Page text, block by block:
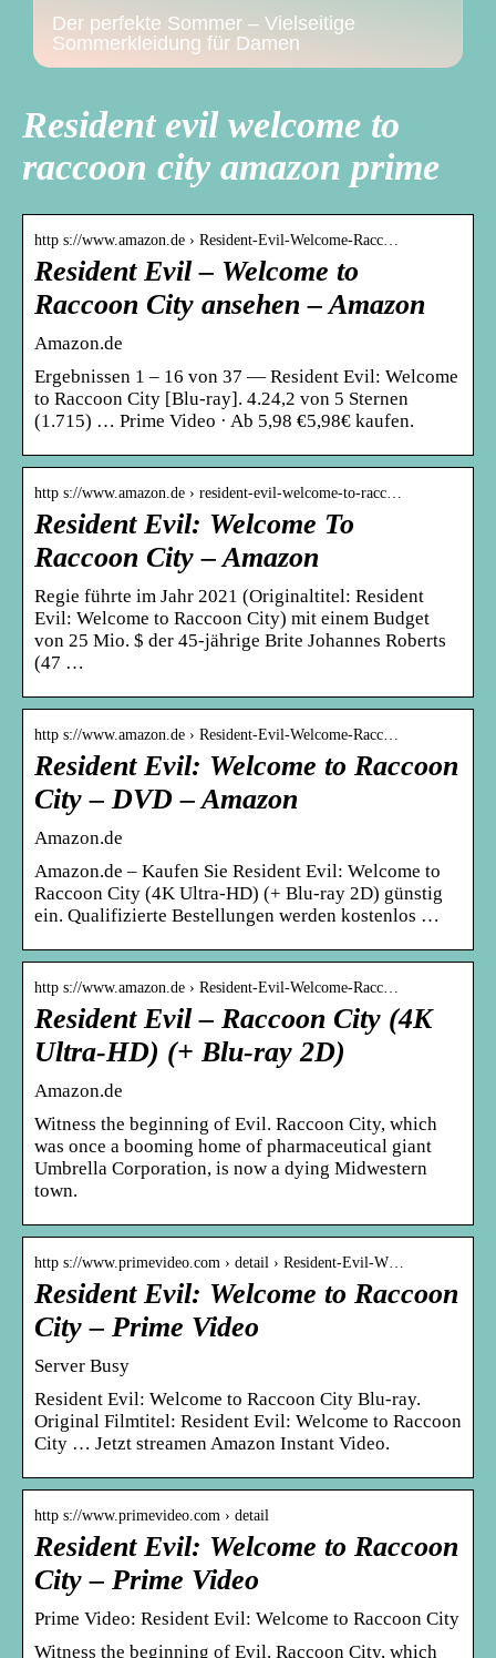
Der perfekte Sommer – Vielseitige
Sommerkleidung für Damen
Resident evil welcome to
raccoon city amazon prime
http s://www.amazon.de › Resident-Evil-Welcome-Racc…
Resident Evil – Welcome to
Raccoon City ansehen – Amazon
Amazon.de
Ergebnissen 1 – 16 von 37 — Resident Evil: Welcome
to Raccoon City [Blu-ray]. 4.24,2 von 5 Sternen
(1.715) … Prime Video · Ab 5,98 €5,98€ kaufen.
http s://www.amazon.de › resident-evil-welcome-to-racc…
Resident Evil: Welcome To
Raccoon City – Amazon
Regie führte im Jahr 2021 (Originaltitel: Resident
Evil: Welcome to Raccoon City) mit einem Budget
von 25 Mio. $ der 45-jährige Brite Johannes Roberts
(47 …
http s://www.amazon.de › Resident-Evil-Welcome-Racc…
Resident Evil: Welcome to Raccoon
City – DVD – Amazon
Amazon.de
Amazon.de – Kaufen Sie Resident Evil: Welcome to
Raccoon City (4K Ultra-HD) (+ Blu-ray 2D) günstig
ein. Qualifizierte Bestellungen werden kostenlos …
http s://www.amazon.de › Resident-Evil-Welcome-Racc…
Resident Evil – Raccoon City (4K
Ultra-HD) (+ Blu-ray 2D)
Amazon.de
Witness the beginning of Evil. Raccoon City, which
was once a booming home of pharmaceutical giant
Umbrella Corporation, is now a dying Midwestern
town.
http s://www.primevideo.com › detail › Resident-Evil-W…
Resident Evil: Welcome to Raccoon
City – Prime Video
Server Busy
Resident Evil: Welcome to Raccoon City Blu-ray.
Original Filmtitel: Resident Evil: Welcome to Raccoon
City … Jetzt streamen Amazon Instant Video.
http s://www.primevideo.com › detail
Resident Evil: Welcome to Raccoon
City – Prime Video
Prime Video: Resident Evil: Welcome to Raccoon City
Witness the beginning of Evil. Raccoon City, which